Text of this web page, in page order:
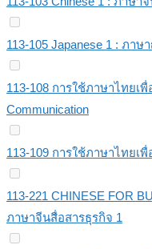
113-105 Japanese 1 : ภาษ
113-108 การใช้ภาษาไทยเ
Communication
113-109 การใช้ภาษาไทยเพื่
113-221 CHINESE FOR
ภาษาจีนสื่อสารธุรกิจ 1